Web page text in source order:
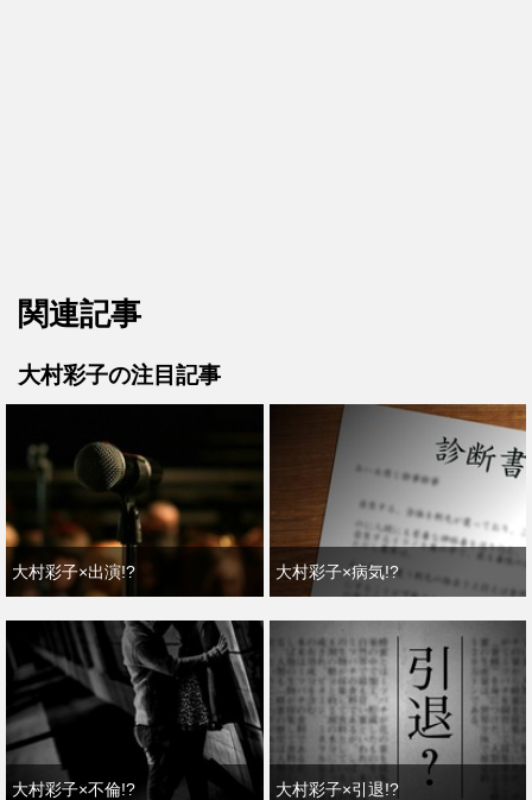
関連記事
大村彩子の注目記事
大村彩子×出演!? 大村彩子×病気!?
大村彩子×不倫!? 大村彩子×引退!?